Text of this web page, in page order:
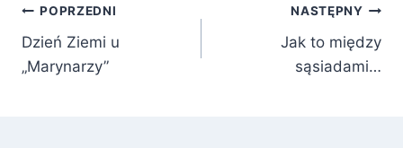
Nawigacja
wpisu
POPRZEDNI
Dzień Ziemi u
„Marynarzy”
NASTĘPNY
Jak to między
sąsiadami…